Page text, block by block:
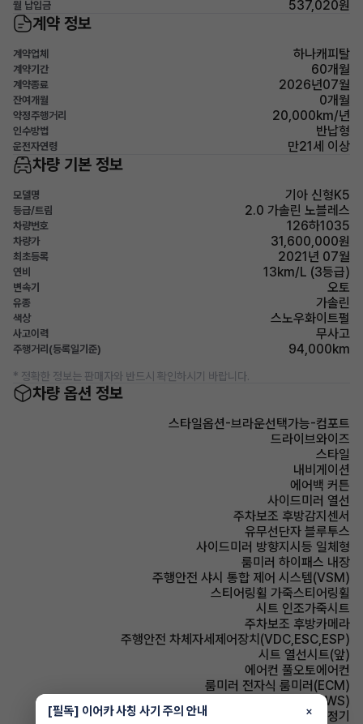
월 납입금 537,020원
계약 정보
계약업체 하나캐피탈
계약기간 60개월
계약종료 2026년07월
잔여개월 0개월
약정주행거리 20,000km/년
인수방법 반납형
운전자연령 만21세 이상
차량 기본 정보
모델명 기아 신형K5
등급/트림 2.0 가솔린 노블레스
차량번호 126하1035
차량가 31,600,000원
최초등록 2021년 07월
연비 13km/L (3등급)
변속기 오토
유종 가솔린
색상 스노우화이트펄
사고이력 무사고
주행거리(등록일기준) 94,000km
* 정확한 정보는 판매자와 반드시 확인하시기 바랍니다.
차량 옵션 정보
스타일옵션-브라운선택가능-컴포트
드라이브와이즈
스타일
내비게이션
에어백 커튼
사이드미러 열선
주차보조 후방감지센서
유무선단자 블루투스
사이드미러 방향지시등 일체형
룸미러 하이패스 내장
주행안전 샤시 통합 제어 시스템(VSM)
스티어링휠 가죽스티어링휠
시트 인조가죽시트
주차보조 후방카메라
주행안전 차체자세제어장치(VDC,ESC,ESP)
시트 열선시트(앞)
에어컨 풀오토에어컨
룸미러 전자식 룸미러(ECM)
주행안전 차선이탈경보(LDWS)
에어컨 공기청정기
[필독] 이어카 사칭 사기 주의 안내 ×